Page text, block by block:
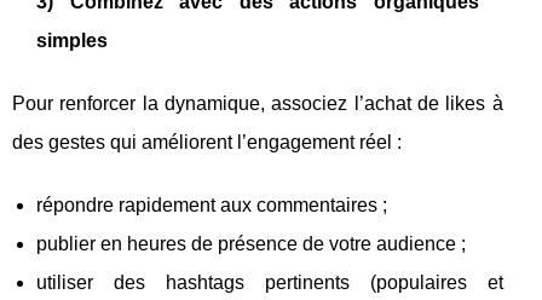
simples
Pour renforcer la dynamique, associez l’achat de likes à
des gestes qui améliorent l’engagement réel :
répondre rapidement aux commentaires ;
publier en heures de présence de votre audience ;
utiliser des hashtags pertinents (populaires et